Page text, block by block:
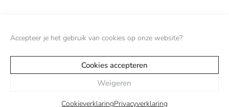
Accepteer je het gebruik van cookies op onze website?
Cookies accepteren
Weigeren
CookieverklaringPrivacyverklaring